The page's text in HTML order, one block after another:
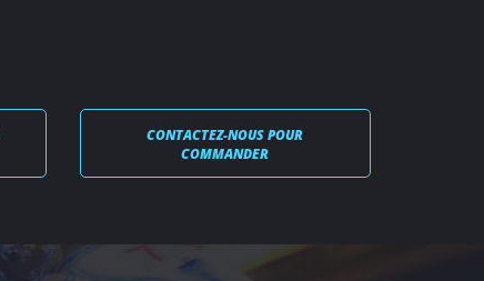
CONTACTEZ-NOUS POUR
COMMANDER